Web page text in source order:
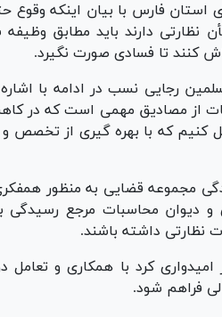
فارس با بیان اینکه وقوع
نظارتی دارند باید مطابق
کنند تا فسادی صورت نگیرد.
رجایی نسب در ادامه با
از مصادیق مهمی است که در
کنیم که با بهره گیری از تخصص و
مجموعه قضایی به منظور
و دیوان محاسبات مرجع
نظارتی داشته باشند.
امیدواری کرد با همکاری و
فراهم شود.